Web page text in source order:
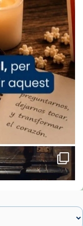
tingut lloc la
al
apostòlica
i als
Barcelona.
cardenal Joan
i l’ha
Barcelona,